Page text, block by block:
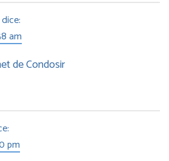
dice:
am
de Condosir
pm